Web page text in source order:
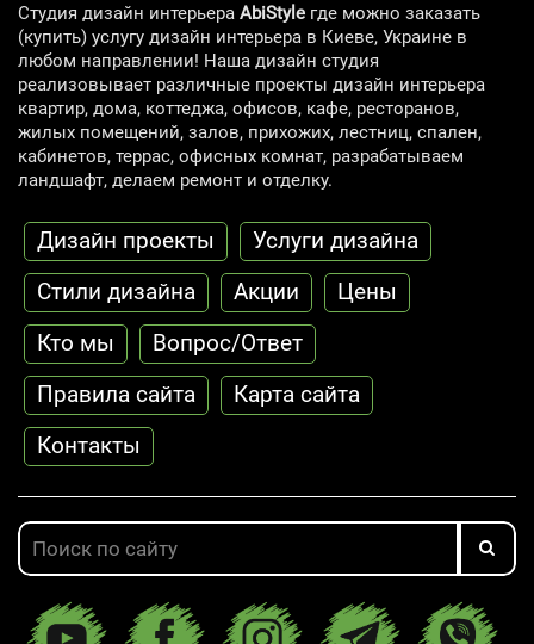
Студия дизайн интерьера AbiStyle где можно заказать
(купить) услугу дизайн интерьера в Киеве, Украине в
любом направлении! Наша дизайн студия
реализовывает различные проекты дизайн интерьера
квартир, дома, коттеджа, офисов, кафе, ресторанов,
жилых помещений, залов, прихожих, лестниц, спален,
кабинетов, террас, офисных комнат, разрабатываем
ландшафт, делаем ремонт и отделку.
Дизайн проекты
Услуги дизайна
Стили дизайна
Акции
Цены
Кто мы
Вопрос/Ответ
Правила сайта
Карта сайта
Контакты